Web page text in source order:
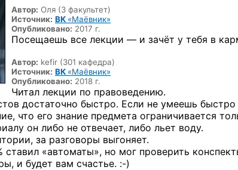
Автор: Оля (3 факультет)
Источник: ВК «Маёвник»
Опубликовано: 2017 г.
Посещаешь все лекции — и зачёт у тебя в
Автор: kefir (301 кафедра)
Источник: ВК «Маёвник»
Опубликовано: 2018 г.
Читал лекции по правоведению.
достаточно быстро. Если не умеешь быстро
что его знание предмета ограничивается
он либо не отвечает, либо льет воду.
за разговоры выгоняет.
«автоматы», но мог проверить
и будет вам счастье. :-)